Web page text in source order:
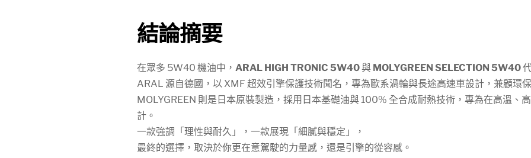
結論摘要
在眾多 5W40 機油中， ARAL HIGH TRONIC 5W40與 MOLYGREEN SELECTION 5W40
ARAL 源自德國，以 XMF 超效引擎保護技術聞名，專為歐系渦輪與長途高速車設計，兼顧環
MOLYGREEN 則是日本原裝製造，採用日本基礎油與 100% 全合成耐熱技術，專為在高溫、
計。
一款強調「理性與耐久」，一款展現「細膩與穩定」，
最終的選擇，取決於你更在意駕駛的力量感，還是引擎的從容感。